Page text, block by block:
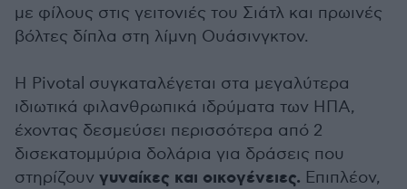
με φίλους στις γειτονιές του Σιάτλ και πρωινές
βόλτες δίπλα στη λίμνη Ουάσινγκτον.
Η Pivotal συγκαταλέγεται στα μεγαλύτερα
ιδιωτικά φιλανθρωπικά ιδρύματα των ΗΠΑ,
έχοντας δεσμεύσει περισσότερα από 2
δισεκατομμύρια δολάρια για δράσεις που
στηρίζουν γυναίκες και οικογένειες. Επιπλέον,